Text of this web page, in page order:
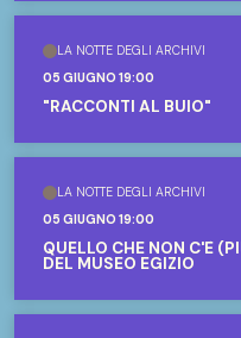
LA NOTTE DEGLI ARCHIVI
05 GIUGNO 19:00
"RACCONTI AL BUIO"
LA NOTTE DEGLI ARCHIVI
05 GIUGNO 19:00
QUELLO CHE NON C'È
DEL MUSEO EGIZIO